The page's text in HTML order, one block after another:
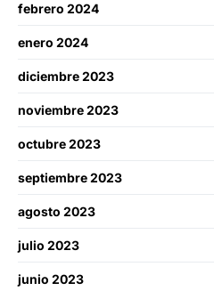
febrero 2024
enero 2024
diciembre 2023
noviembre 2023
octubre 2023
septiembre 2023
agosto 2023
julio 2023
junio 2023